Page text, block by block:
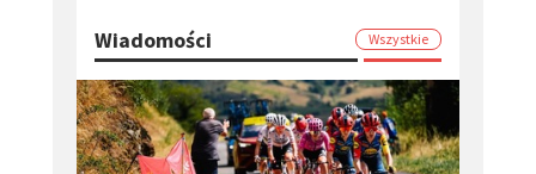
Wiadomości Wszystkie